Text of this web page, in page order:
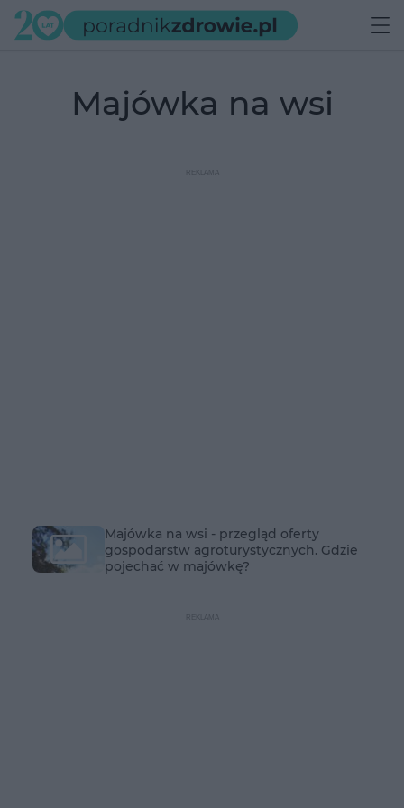
majówka na wsi
Majówka na wsi - przegląd oferty
gospodarstw agroturystycznych. Gdzie
pojechać w majówkę?